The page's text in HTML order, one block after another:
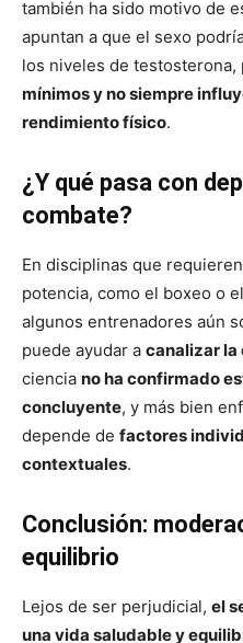
también ha sido motivo de
apuntan a que el sexo
los niveles de testosterona,
mínimos y no siempre
rendimiento físico.
¿Y qué pasa con
combate?
En disciplinas que
potencia, como el boxeo o
algunos entrenadores aún
puede ayudar a canalizar la
ciencia no ha confirmado
concluyente, y más bien
depende de factores
contextuales.
Conclusión:
equilibrio
Lejos de ser perjudicial, el
una vida saludable y